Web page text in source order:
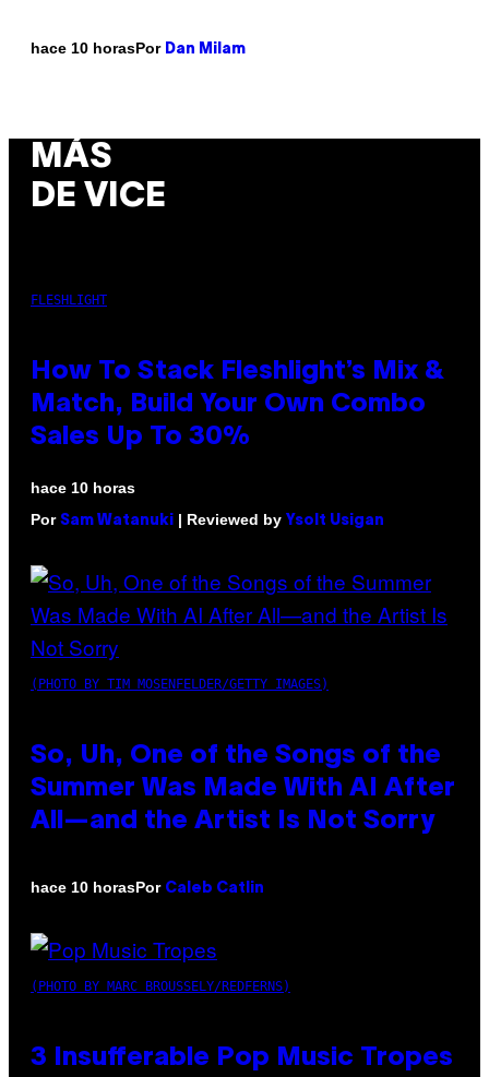
hace 10 horasPor Dan Milam
MÁS
DE VICE
FLESHLIGHT
How To Stack Fleshlight’s Mix &
Match, Build Your Own Combo
Sales Up To 30%
hace 10 horas
Por Sam Watanuki | Reviewed by Ysolt Usigan
(PHOTO BY TIM MOSENFELDER/GETTY IMAGES)
So, Uh, One of the Songs of the
Summer Was Made With AI After
All—and the Artist Is Not Sorry
hace 10 horasPor Caleb Catlin
(PHOTO BY MARC BROUSSELY/REDFERNS)
3 Insufferable Pop Music Tropes